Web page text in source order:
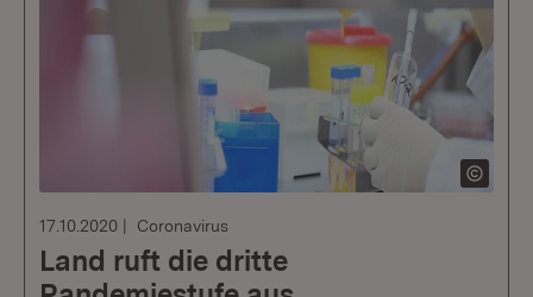
17.10.2020 Coronavirus
Land ruft die dritte